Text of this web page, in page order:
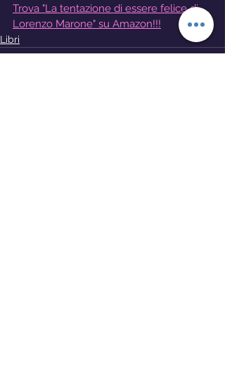
Trova "La tentazione di essere felice di
Lorenzo Marone" su Amazon!!!
Libri